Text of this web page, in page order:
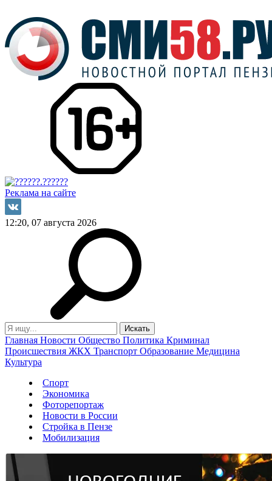
Реклама на сайте
12:20, 07 августа 2026
Главная Новости Общество Политика Криминал
Происшествия ЖКХ Транспорт Образование Медицина
Культура
Спорт
Экономика
Фоторепортаж
Новости в России
Стройка в Пензе
Мобилизация